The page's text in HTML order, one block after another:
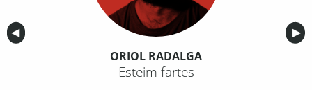
Anterior
◀︎ ▶︎
ORIOL RADALGA
Esteim fartes